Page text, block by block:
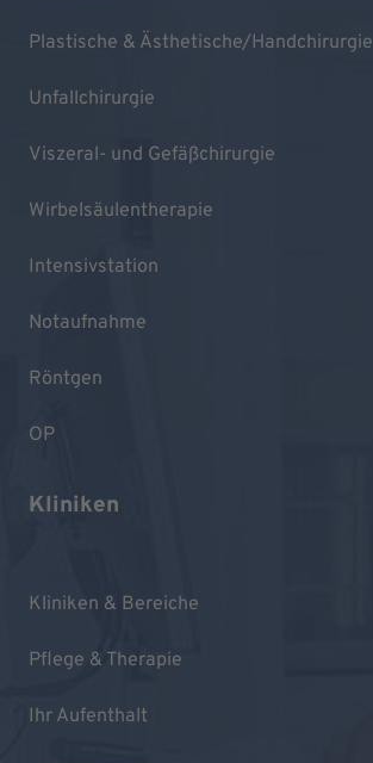
Plastische & Ästhetische/Handchirurgie
Unfallchirurgie
Viszeral- und Gefäßchirurgie
Wirbelsäulentherapie
Intensivstation
Notaufnahme
Röntgen
OP
Kliniken
Kliniken & Bereiche
Pflege & Therapie
Ihr Aufenthalt